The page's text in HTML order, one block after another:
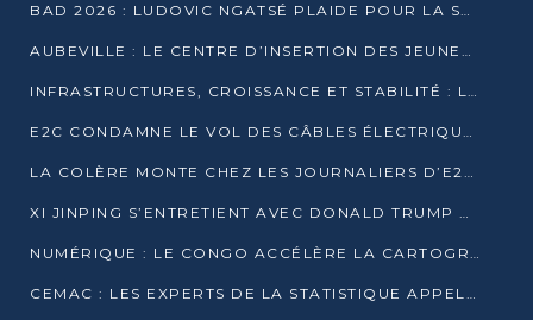
BAD 2026 : LUDOVIC NGATSÉ PLAIDE POUR LA SOUVERAINETÉ FINANCIÈRE AFRICAINE
AUBEVILLE : LE CENTRE D’INSERTION DES JEUNES PRÊT À OUVRIR SES PORTES
INFRASTRUCTURES, CROISSANCE ET STABILITÉ : LA GUINÉE AFFÛTE SES AMBITIONS
E2C CONDAMNE LE VOL DES CÂBLES ÉLECTRIQUES APRÈS UNE VIDÉO VIRALE
LA COLÈRE MONTE CHEZ LES JOURNALIERS D’E2C QUI DÉNONCENT 20 ANS DE PRÉCARITÉ
XI JINPING S’ENTRETIENT AVEC DONALD TRUMP À BEIJING
NUMÉRIQUE : LE CONGO ACCÉLÈRE LA CARTOGRAPHIE DE SES INFRASTRUCTURES DIGITALES
CEMAC : LES EXPERTS DE LA STATISTIQUE APPELLENT À RENFORCER LA SÉCURISATION DES DONNÉES